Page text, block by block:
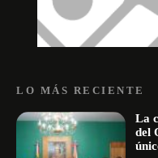
LO MÁS RECIENTE
La
del